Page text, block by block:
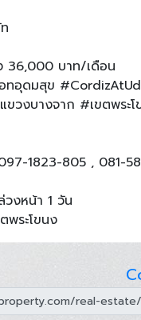
36,000 บาท/เดือน
ทอุดมสุข
วงบางจาก #เขตพระโ
1823-805 , 081-
วงหน้า 1 วัน
พระโขนง